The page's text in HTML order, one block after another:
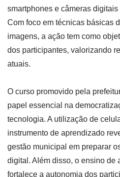
smartphones e câmeras
Com foco em técnicas básicas
imagens, a ação tem como
dos participantes, valorizando
atuais.
O curso promovido pela
papel essencial na
tecnologia. A utilização de
instrumento de aprendizado
gestão municipal em preparar
digital. Além disso, o ensino de
fortalece a autonomia dos